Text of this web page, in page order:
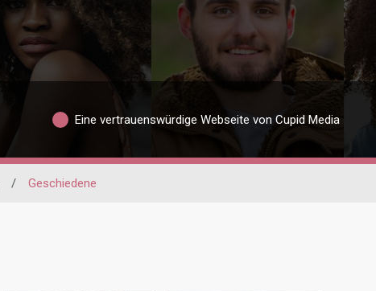
Eine vertrauenswürdige Webseite von Cupid Media
/ Geschiedene